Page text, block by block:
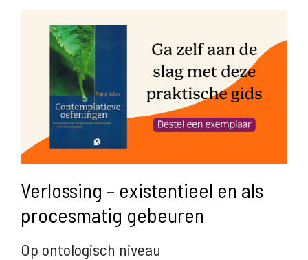
Verlossing – existentieel en als
procesmatig gebeuren
Op ontologisch niveau